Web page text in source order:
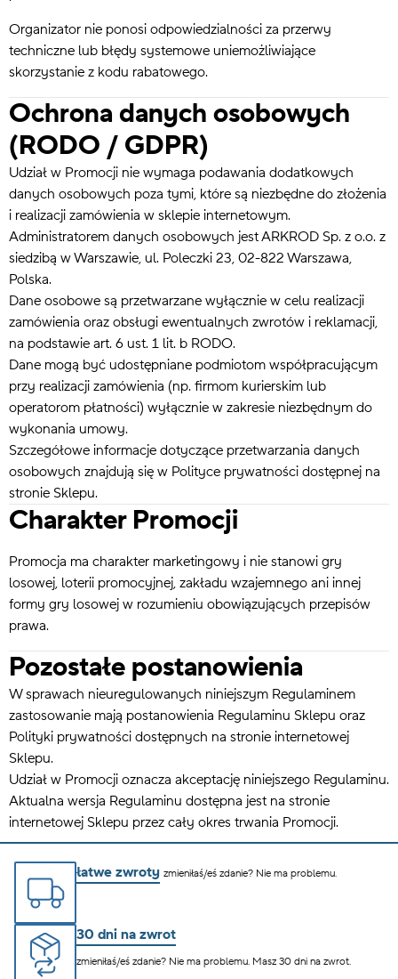
Organizator nie ponosi odpowiedzialności za przerwy
techniczne lub błędy systemowe uniemożliwiające
skorzystanie z kodu rabatowego.
Ochrona danych osobowych
(RODO / GDPR)
Udział w Promocji nie wymaga podawania dodatkowych
danych osobowych poza tymi, które są niezbędne do złożenia
i realizacji zamówienia w sklepie internetowym.
Administratorem danych osobowych jest ARKROD Sp. z o.o. z
siedzibą w Warszawie, ul. Poleczki 23, 02-822 Warszawa,
Polska.
Dane osobowe są przetwarzane wyłącznie w celu realizacji
zamówienia oraz obsługi ewentualnych zwrotów i reklamacji,
na podstawie art. 6 ust. 1 lit. b RODO.
Dane mogą być udostępniane podmiotom współpracującym
przy realizacji zamówienia (np. firmom kurierskim lub
operatorom płatności) wyłącznie w zakresie niezbędnym do
wykonania umowy.
Szczegółowe informacje dotyczące przetwarzania danych
osobowych znajdują się w Polityce prywatności dostępnej na
stronie Sklepu.
Charakter Promocji
Promocja ma charakter marketingowy i nie stanowi gry
losowej, loterii promocyjnej, zakładu wzajemnego ani innej
formy gry losowej w rozumieniu obowiązujących przepisów
prawa.
Pozostałe postanowienia
W sprawach nieuregulowanych niniejszym Regulaminem
zastosowanie mają postanowienia Regulaminu Sklepu oraz
Polityki prywatności dostępnych na stronie internetowej
Sklepu.
Udział w Promocji oznacza akceptację niniejszego Regulaminu.
Aktualna wersja Regulaminu dostępna jest na stronie
internetowej Sklepu przez cały okres trwania Promocji.
łatwe zwroty zmieniłaś/eś zdanie? Nie ma problemu.
30 dni na zwrot
zmieniłaś/eś zdanie? Nie ma problemu. Masz 30 dni na zwrot.